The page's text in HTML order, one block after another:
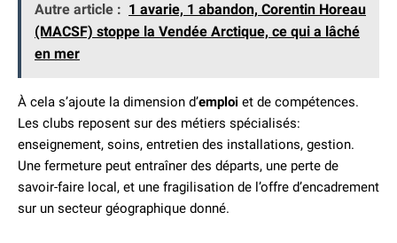
Autre article : 1 avarie, 1 abandon, Corentin Horeau
(MACSF) stoppe la Vendée Arctique, ce qui a lâché
en mer
À cela s’ajoute la dimension d’emploi et de compétences.
Les clubs reposent sur des métiers spécialisés:
enseignement, soins, entretien des installations, gestion.
Une fermeture peut entraîner des départs, une perte de
savoir-faire local, et une fragilisation de l’offre d’encadrement
sur un secteur géographique donné.